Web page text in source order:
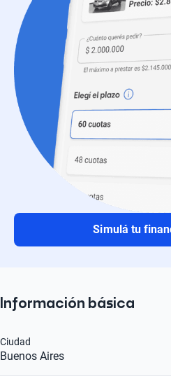
Simulá tu
Información básica
Buenos Aires
Ciudad